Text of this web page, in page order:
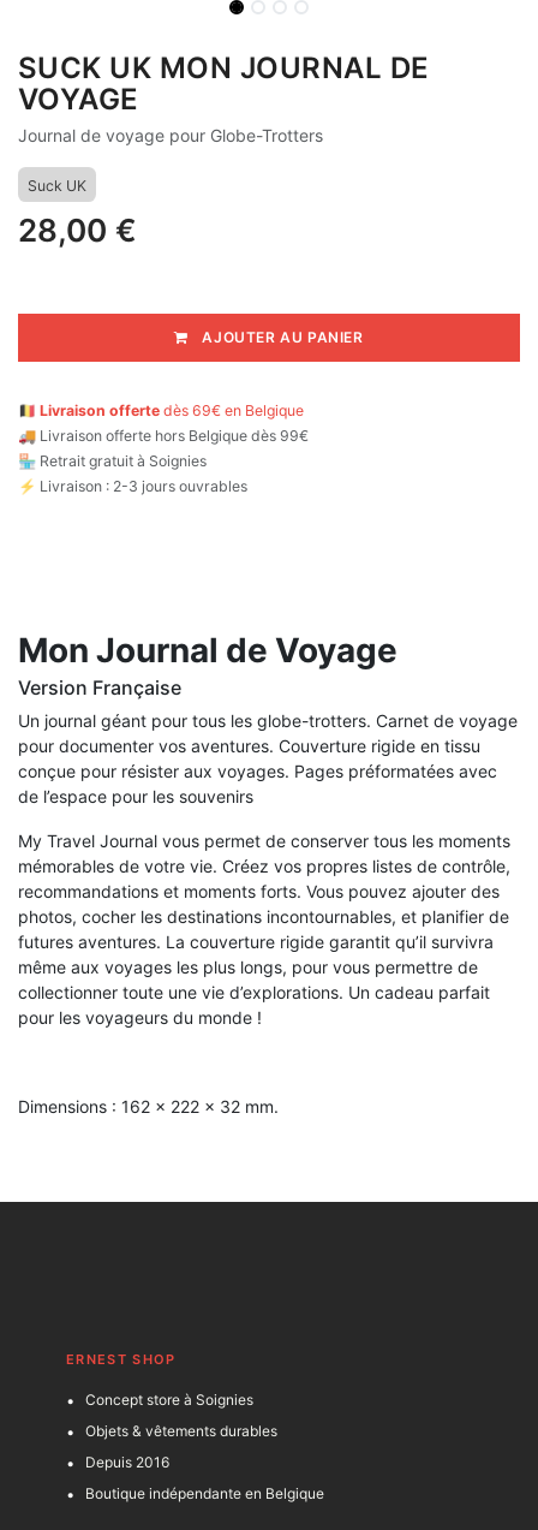
SUCK UK MON JOURNAL DE
VOYAGE
Journal de voyage pour Globe-Trotters
Suck UK
28,00 €
AJOUTER AU PANIER
🇧🇪 Livraison offerte dès 69€ en Belgique
🚚 Livraison offerte hors Belgique dès 99€
🏪 Retrait gratuit à Soignies
⚡ Livraison : 2-3 jours ouvrables
Mon Journal de Voyage
Version Française
Un journal géant pour tous les globe-trotters. Carnet de voyage
pour documenter vos aventures. Couverture rigide en tissu
conçue pour résister aux voyages. Pages préformatées avec
de l’espace pour les souvenirs
My Travel Journal vous permet de conserver tous les moments
mémorables de votre vie. Créez vos propres listes de contrôle,
recommandations et moments forts. Vous pouvez ajouter des
photos, cocher les destinations incontournables, et planifier de
futures aventures. La couverture rigide garantit qu’il survivra
même aux voyages les plus longs, pour vous permettre de
collectionner toute une vie d’explorations. Un cadeau parfait
pour les voyageurs du monde !
Dimensions : 162 x 222 x 32 mm.
ERNEST SHOP
Concept store à Soignies
Objets & vêtements durables
Depuis 2016
Boutique indépendante en Belgique